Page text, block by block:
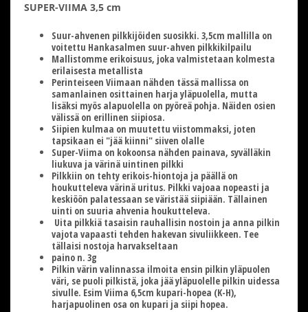
SUPER-VIIMA 3,5 cm
Suur-ahvenen pilkkijöiden suosikki. 3,5cm mallilla on
voitettu Hankasalmen suur-ahven pilkkikilpailu
Mallistomme erikoisuus, joka valmistetaan kolmesta
erilaisesta metallista
Perinteiseen Viimaan nähden tässä mallissa on
samanlainen osittainen harja yläpuolella, mutta
lisäksi myös alapuolella on pyöreä pohja. Näiden osien
välissä on erillinen siipiosa.
Siipien kulmaa on muutettu viistommaksi, joten
tapsikaan ei "jää kiinni" siiven olalle
Super-Viima on kokoonsa nähden painava, syvälläkin
liukuva ja värinä uintinen pilkki
Pilkkiin on tehty erikois-hiontoja ja päällä on
houkutteleva värinä uritus. Pilkki vajoaa nopeasti ja
keskiöön palatessaan se väristää siipiään. Tällainen
uinti on suuria ahvenia houkutteleva.
Uita pilkkiä tasaisin rauhallisin nostoin ja anna pilkin
vajota vapaasti tehden hakevan sivuliikkeen. Tee
tällaisi nostoja harvakseltaan
paino n. 3g
Pilkin värin valinnassa ilmoita ensin pilkin yläpuolen
väri, se puoli pilkistä, joka jää yläpuolelle pilkin uidessa
sivulle. Esim Viima 6,5cm kupari-hopea (K-H),
harjapuolinen osa on kupari ja siipi hopea.